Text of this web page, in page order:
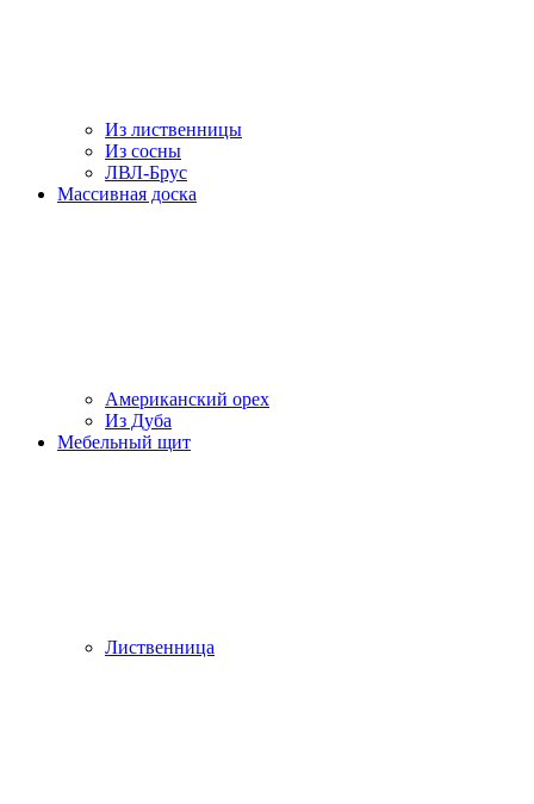
Из лиственницы
Из сосны
ЛВЛ-Брус
Массивная доска
Американский орех
Из Дуба
Мебельный щит
Лиственница